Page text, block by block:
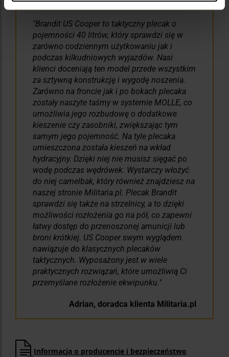
Brandit US Cooper to taktyczny plecak o
pojemności 40 litrów, który sprawdzi się w
zarówno codziennym użytkowaniu jak i
podczas kilkudniowych wyjazdów. Nasi
klienci doceniają ten model przede wszystkim
za sztywną konstrukcję i wygodę noszenia.
Zarówno na froncie jak i po bokach plecaka
zostały naszyte taśmy w systemie MOLLE, co
umożliwia jego rozbudowę o dodatkowe
kieszenie czy zasobniki, zwiększając tym
samym jego pojemność. Na tyle plecaka
umieszczona została kieszeń na wkład
hydracyjny. Dzięki niej nie musisz sięgać po
wodę podczas wędrówek. Wystarczy włożyć
do niej camelbak, który również znajdziesz na
naszej stronie Militaria.pl. Plecak Brandit
sprawdzi się także na strzelnicy, a to dzięki
możliwości rozłożenia go na pół, co zapewni
łatwy dostęp do przenoszonej amunicji lub
broni krótkiej. US Cooper swym wyglądem
nawiązuje do klasycznych plecaków
taktycznych. Wyposażony jest w wiele
praktycznych rozwiązań, które umożliwią Ci
przemyślane rozłożenie ekwipunku.
Adrian, doradca klienta Militaria.pl
Informacja o producencie i bezpieczeństwo